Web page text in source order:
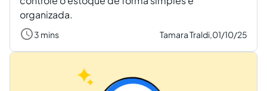
organizada.
3 mins Tamara Traldi,01/10/25